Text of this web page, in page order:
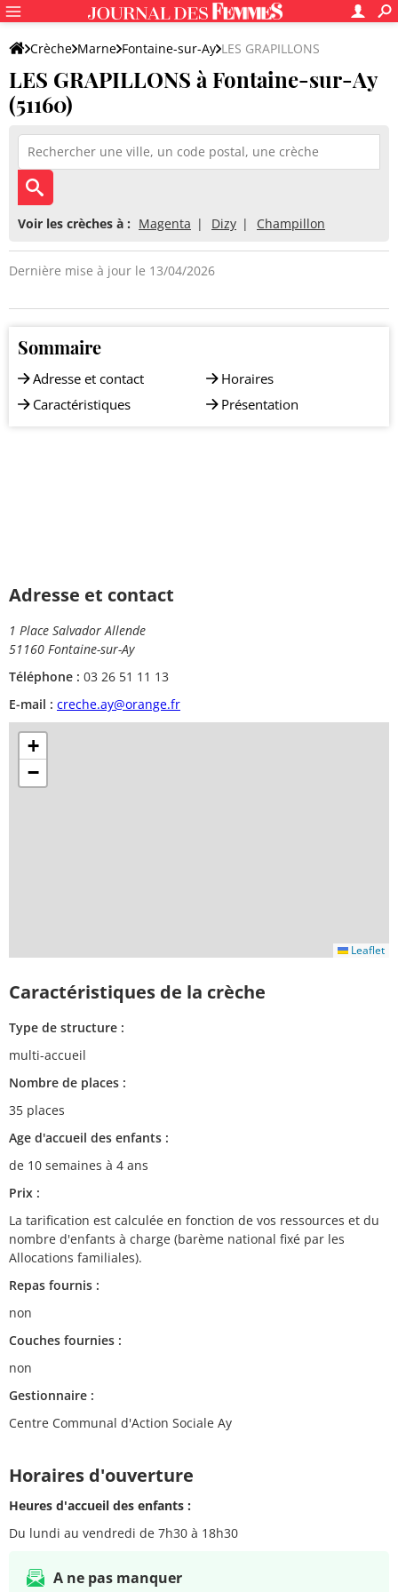
Crèche Marne Fontaine-sur-Ay LES GRAPILLONS
LES GRAPILLONS à Fontaine-sur-Ay
(51160)
Voir les crèches à : Magenta Dizy Champillon
Dernière mise à jour le 13/04/2026
Sommaire
Adresse et contact
Caractéristiques
Horaires
Présentation
Adresse et contact
1 Place Salvador Allende
51160 Fontaine-sur-Ay
Téléphone : 03 26 51 11 13
E-mail : creche.ay@orange.fr
+
−
Leaflet
Caractéristiques de la crèche
Type de structure :
multi-accueil
Nombre de places :
35 places
Age d'accueil des enfants :
de 10 semaines à 4 ans
Prix :
La tarification est calculée en fonction de vos ressources et du
nombre d'enfants à charge (barème national fixé par les
Allocations familiales).
Repas fournis :
non
Couches fournies :
non
Gestionnaire :
Centre Communal d'Action Sociale Ay
Horaires d'ouverture
Heures d'accueil des enfants :
Du lundi au vendredi de 7h30 à 18h30
A ne pas manquer